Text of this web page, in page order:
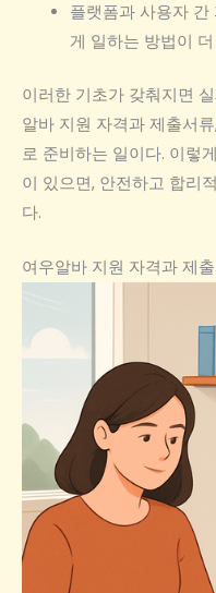
플랫폼과 사용자
게 일하는 방법이
이러한 기초가 갖춰지면
알바 지원 자격과 제출서
로 준비하는 일이다. 이렇
이 있으면, 안전하고 합리
다.
여우알바 지원 자격과 제